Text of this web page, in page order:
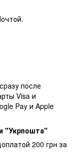
после
Visa и
Pay и Apple
"Укрпошта"
200 грн за